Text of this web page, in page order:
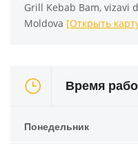
Grill Kebab Bam, vizavi
Moldova [Открыть
Время
Понедельник